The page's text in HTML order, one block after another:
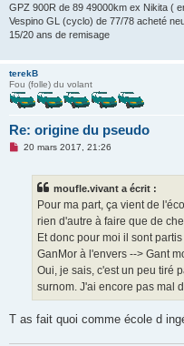
GPZ 900R de 89 49000km ex Nikita (
Vespino GL (cyclo) de 77/78 acheté
15/20 ans de remisage
terekB
Fou (folle) du volant
Re: origine du pseudo
M20 mars 2017, 21:26
moufle.vivant a écrit :
Pour ma part, ça vient de
rien d'autre à faire que de
Et donc pour moi il sont
GanMor à l'envers --> Gant
Oui, je sais, c'est un peu tiré
surnom. J'ai encore pas mal
T as fait quoi comme école d